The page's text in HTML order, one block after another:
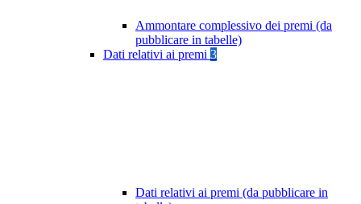
Ammontare complessivo dei premi (da
pubblicare in tabelle)
Dati relativi ai premi 3
Dati relativi ai premi (da pubblicare in